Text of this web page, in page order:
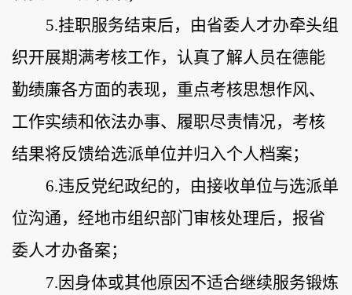
5.挂职服务结束后，由省委人才办牵头组
织开展期满考核工作，认真了解人员在德能
勤绩廉各方面的表现，重点考核思想作风、
工作实绩和依法办事、履职尽责情况，考核
结果将反馈给选派单位并归入个人档案；
6.违反党纪政纪的，由接收单位与选派单
位沟通，经地市组织部门审核处理后，报省
委人才办备案；
7.因身体或其他原因不适合继续服务锻炼